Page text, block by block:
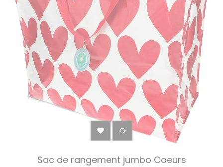
 
Sac de rangement jumbo Coeurs